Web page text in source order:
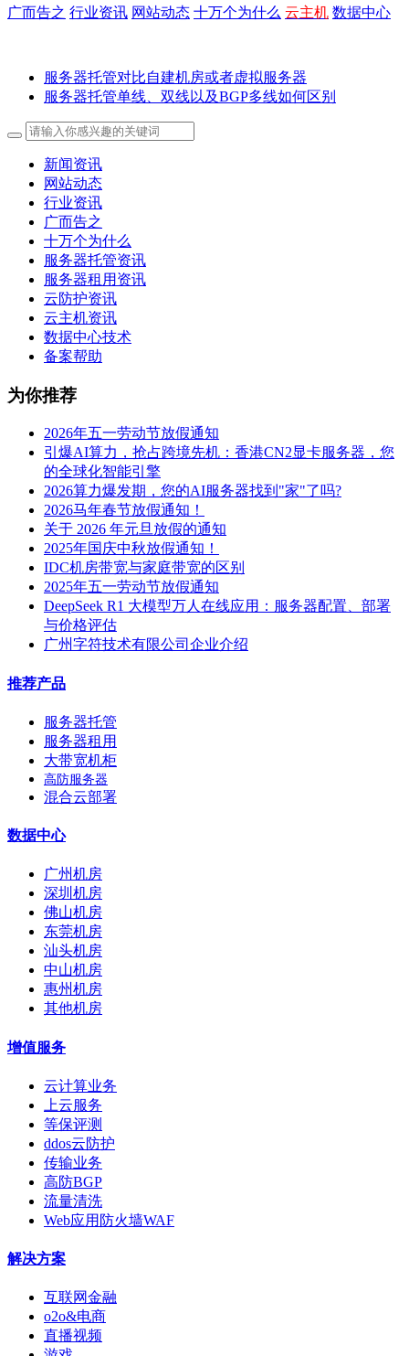
广而告之 行业资讯 网站动态 十万个为什么 云主机 数据中心
服务器托管对比自建机房或者虚拟服务器
服务器托管单线、双线以及BGP多线如何区别
新闻资讯
网站动态
行业资讯
广而告之
十万个为什么
服务器托管资讯
服务器租用资讯
云防护资讯
云主机资讯
数据中心技术
备案帮助
为你推荐
2026年五一劳动节放假通知
引爆AI算力，抢占跨境先机：香港CN2显卡服务器，您
的全球化智能引擎
2026算力爆发期，您的AI服务器找到"家"了吗?
2026马年春节放假通知！
关于 2026 年元旦放假的通知
2025年国庆中秋放假通知！
IDC机房带宽与家庭带宽的区别
2025年五一劳动节放假通知
DeepSeek R1 大模型万人在线应用：服务器配置、部署
与价格评估
广州字符技术有限公司企业介绍
推荐产品
服务器托管
服务器租用
大带宽机柜
高防服务器
混合云部署
数据中心
广州机房
深圳机房
佛山机房
东莞机房
汕头机房
中山机房
惠州机房
其他机房
增值服务
云计算业务
上云服务
等保评测
ddos云防护
传输业务
高防BGP
流量清洗
Web应用防火墙WAF
解决方案
互联网金融
o2o&电商
直播视频